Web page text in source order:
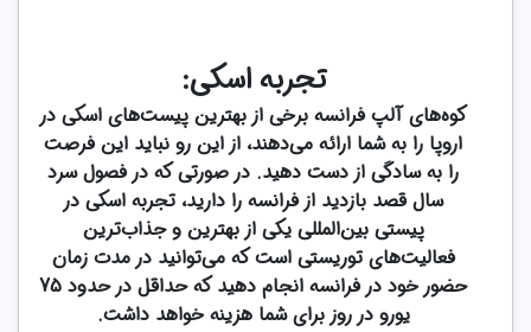
تجربه اسکی:
کوه‌های آلپ فرانسه برخی از بهترین پیست‌های اسکی در
اروپا را به شما ارائه می‌دهند، از این رو نباید این فرصت
را به سادگی از دست دهید. در صورتی که در فصول سرد
سال قصد بازدید از فرانسه را دارید، تجربه اسکی در
پیستی بین‌المللی یکی از بهترین و جذاب‌ترین
فعالیت‌های توریستی است که می‌توانید در مدت زمان
حضور خود در فرانسه انجام دهید که حداقل در حدود 75
یورو در روز برای شما هزینه خواهد داشت.